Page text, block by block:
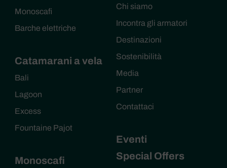
Monoscafi
Barche elettriche
Catamarani a vela
Bali
Lagoon
Excess
Fountaine Pajot
Monoscafi
Chi siamo
Incontra gli armatori
Destinazioni
Sostenibilità
Media
Partner
Contattaci
Eventi
Special Offers